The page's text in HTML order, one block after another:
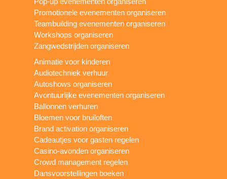
Promotionele evenementen organiseren
Teambuilding evenementen organiseren
Workshops organiseren
Zangwedstrijden organiseren
Animatie voor kinderen
Audiotechniek verhuur
Autoshows organiseren
Avontuurlijke evenementen organiseren
Ballonnen verhuren
Bloemen voor bruiloften
Brand activation organiseren
Cadeautjes voor gasten regelen
Casino-avonden organiseren
Crowd management regelen
Dansvoorstellingen boeken